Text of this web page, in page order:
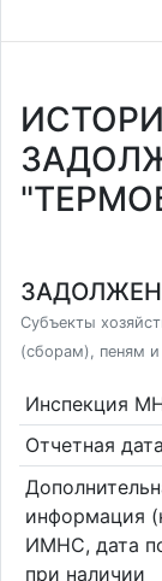
Субъекты
(сборам), пеням
Инспекция
Отчетная дата
информация
ИМНС, дата
при наличии